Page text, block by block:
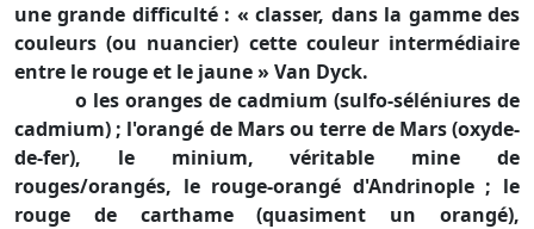
une grande difficulté : « classer, dans la gamme des
couleurs (ou nuancier) cette couleur intermédiaire
entre le rouge et le jaune » Van Dyck.
o les oranges de cadmium (sulfo-séléniures de
cadmium) ; l'orangé de Mars ou terre de Mars (oxyde-
de-fer), le minium, véritable mine de
rouges/orangés, le rouge-orangé d'Andrinople ; le
rouge de carthame (quasiment un orangé),